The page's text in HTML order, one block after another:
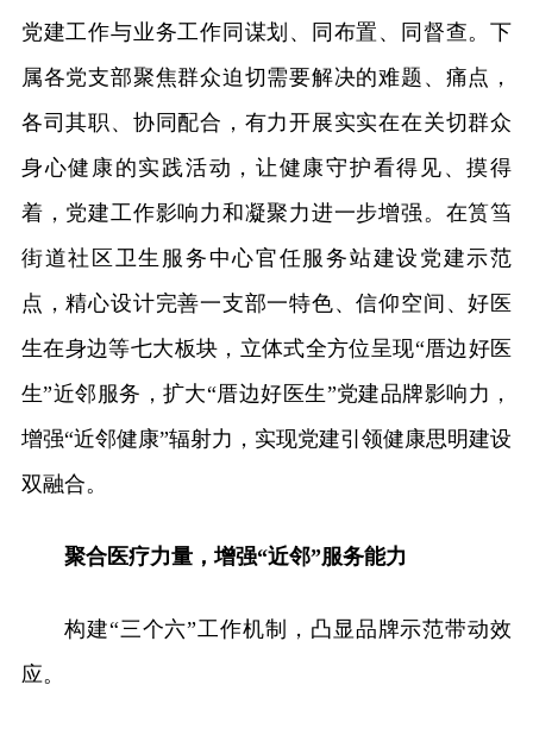
党建工作与业务工作同谋划、同布置、同督查。下
属各党支部聚焦群众迫切需要解决的难题、痛点，
各司其职、协同配合，有力开展实实在在关切群众
身心健康的实践活动，让健康守护看得见、摸得
着，党建工作影响力和凝聚力进一步增强。在筼筜
街道社区卫生服务中心官任服务站建设党建示范
点，精心设计完善一支部一特色、信仰空间、好医
生在身边等七大板块，立体式全方位呈现“厝边好医
生”近邻服务，扩大“厝边好医生”党建品牌影响力，
增强“近邻健康”辐射力，实现党建引领健康思明建设
双融合。
聚合医疗力量，增强“近邻”服务能力
构建“三个六”工作机制，凸显品牌示范带动效
应。